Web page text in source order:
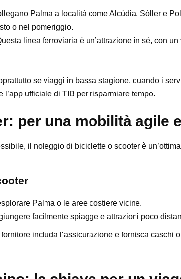
Palma a località come Alcúdia, Sóller e
o nel pomeriggio.
linea ferroviaria è un’attrazione in sé, con
se viaggi in bassa stagione, quando i
ufficiale di TIB per risparmiare tempo.
per una mobilità agile
il noleggio di biciclette o scooter è
Palma o le aree costiere vicine.
facilmente spiagge e attrazioni poco
includa l’assicurazione e fornisca